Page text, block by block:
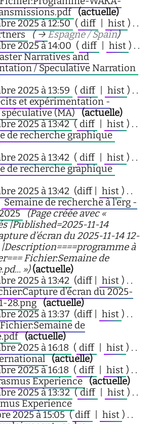
(actuelle)
2025 à 12:50 ( diff hist ) . .
( → Espagne / Spain)
2025 à 14:00 ( diff hist ) . .
Narratives and
/ Speculative Narration
2025 à 13:59 ( diff hist ) . .
et expérimentation -
(MA)
(actuelle)
2025 à 13:42 ( diff hist ) . .
de recherche graphique
2025 à 13:42 ( diff hist ) . .
de recherche graphique
2025 à 13:42 (diff | hist ) . .
Semaine de recherche à l'erg -
(Page créée avec «
|Published=2025-11-14
d’écran du 2025-11-14 12-
|Description====programme à
Fichier:Semaine de
») (actuelle)
2025 à 13:42 (diff | hist ) . .
d’écran du 2025-
28.png
(actuelle)
2025 à 13:37 (diff | hist ) . .
Fichier:Semaine de
(actuelle)
2025 à 16:18 ( diff hist ) . .
(actuelle)
2025 à 16:18 ( diff hist ) . .
Experience
(actuelle)
2025 à 13:32 ( diff hist ) . .
Experience
2025 à 15:05 ( diff hist ) . .